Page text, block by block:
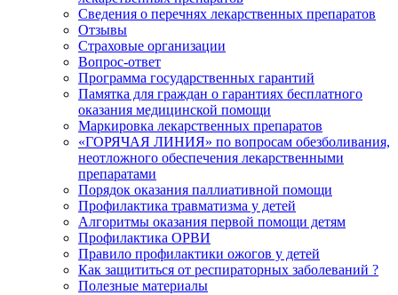
Сведения о перечнях лекарственных препаратов
Отзывы
Страховые организации
Вопрос-ответ
Программа государственных гарантий
Памятка для граждан о гарантиях бесплатного
оказания медицинской помощи
Маркировка лекарственных препаратов
«ГОРЯЧАЯ ЛИНИЯ» по вопросам обезболивания,
неотложного обеспечения лекарственными
препаратами
Порядок оказания паллиативной помощи
Профилактика травматизма у детей
Алгоритмы оказания первой помощи детям
Профилактика ОРВИ
Правило профилактики ожогов у детей
Как защититься от респираторных заболеваний ?
Полезные материалы